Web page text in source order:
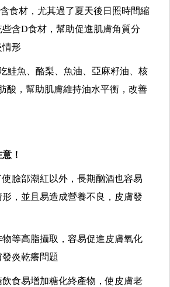
食材，尤其過了夏天後日照時間縮
含D食材，幫助促進肌膚角質分
情形
鮭魚、酪梨、魚油、亞麻籽油、核
酸，幫助肌膚維持油水平衡，改善
！
使臉部潮紅以外，長期酗酒也容易
，並且易造成營養不良，皮膚發
物等高脂攝取，容易促進皮膚氧化
炎乾癢問題
飲食易增加糖化終產物，使皮膚老